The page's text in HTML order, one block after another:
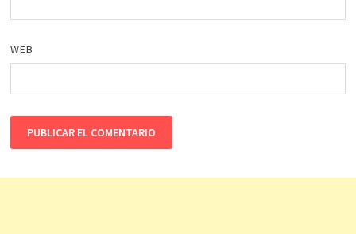
WEB